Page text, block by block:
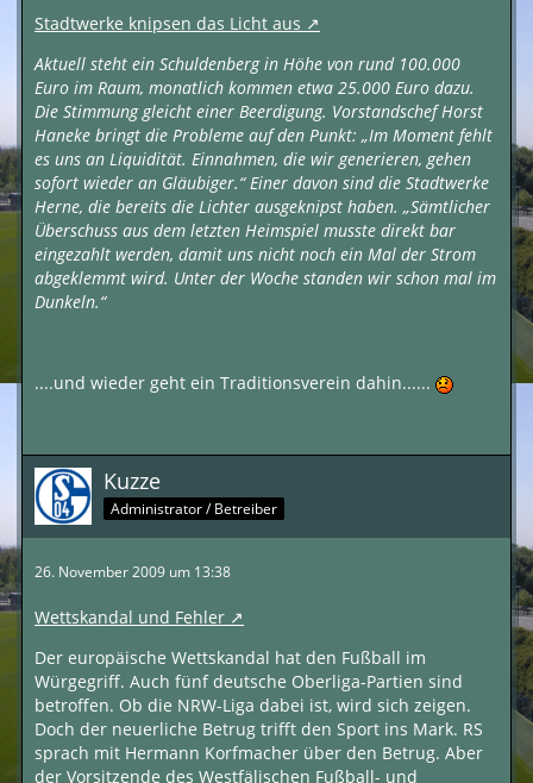
Stadtwerke knipsen das Licht aus
Aktuell steht ein Schuldenberg in Höhe von rund 100.000
Euro im Raum, monatlich kommen etwa 25.000 Euro dazu.
Die Stimmung gleicht einer Beerdigung. Vorstandschef Horst
Haneke bringt die Probleme auf den Punkt: „Im Moment fehlt
es uns an Liquidität. Einnahmen, die wir generieren, gehen
sofort wieder an Gläubiger.“ Einer davon sind die Stadtwerke
Herne, die bereits die Lichter ausgeknipst haben. „Sämtlicher
Überschuss aus dem letzten Heimspiel musste direkt bar
eingezahlt werden, damit uns nicht noch ein Mal der Strom
abgeklemmt wird. Unter der Woche standen wir schon mal im
Dunkeln.“
....und wieder geht ein Traditionsverein dahin......
Kuzze
Administrator / Betreiber
26. November 2009 um 13:38
Wettskandal und Fehler
Der europäische Wettskandal hat den Fußball im
Würgegriff. Auch fünf deutsche Oberliga-Partien sind
betroffen. Ob die NRW-Liga dabei ist, wird sich zeigen.
Doch der neuerliche Betrug trifft den Sport ins Mark. RS
sprach mit Hermann Korfmacher über den Betrug. Aber
der Vorsitzende des Westfälischen Fußball- und